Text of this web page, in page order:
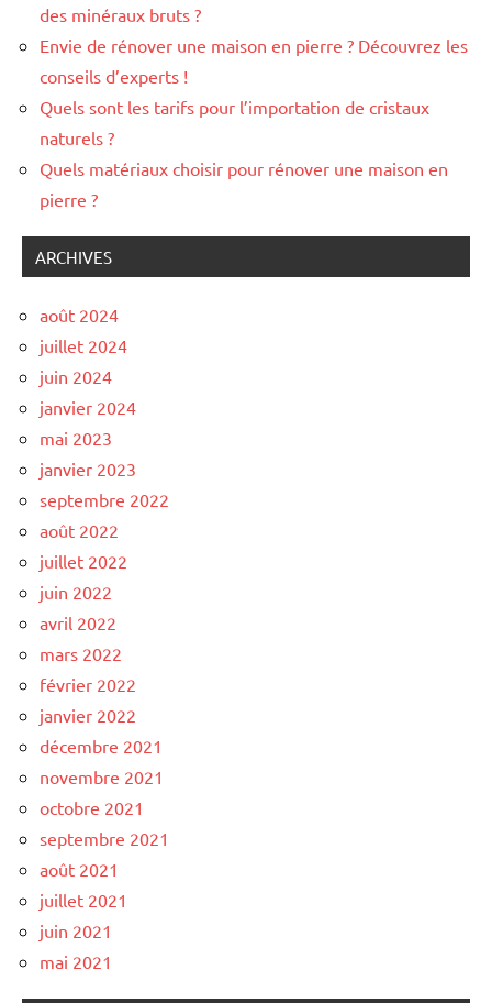
des minéraux bruts ?
Envie de rénover une maison en pierre ? Découvrez les
conseils d’experts !
Quels sont les tarifs pour l’importation de cristaux
naturels ?
Quels matériaux choisir pour rénover une maison en
pierre ?
ARCHIVES
août 2024
juillet 2024
juin 2024
janvier 2024
mai 2023
janvier 2023
septembre 2022
août 2022
juillet 2022
juin 2022
avril 2022
mars 2022
février 2022
janvier 2022
décembre 2021
novembre 2021
octobre 2021
septembre 2021
août 2021
juillet 2021
juin 2021
mai 2021